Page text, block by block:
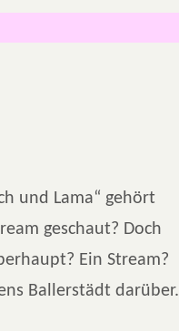
und Lama“ gehört
geschaut? Doch
Ein Stream?
Ballerstädt darüber.